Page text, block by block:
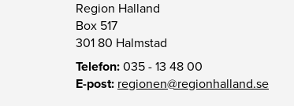
Region Halland
Box 517
301 80 Halmstad
Telefon: 035 - 13 48 00
E-post: regionen@regionhalland.se